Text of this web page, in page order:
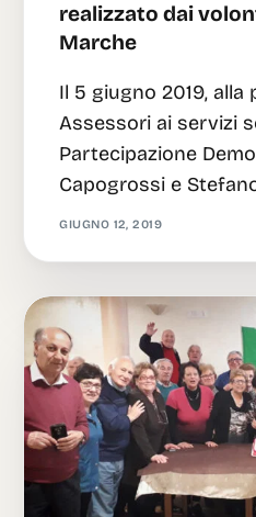
realizzato dai
Marche
Il 5 giugno 2019, alla
Assessori ai servizi
Partecipazione
Capogrossi e
GIUGNO 12, 2019